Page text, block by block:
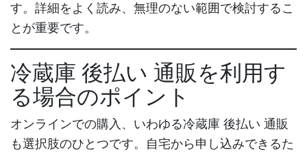
す。詳細をよく読み、無理のない範囲で検討するこ
とが重要です。
冷蔵庫 後払い 通販を利用す
る場合のポイント
オンラインでの購入、いわゆる冷蔵庫 後払い 通販
も選択肢のひとつです。自宅から申し込みできるた